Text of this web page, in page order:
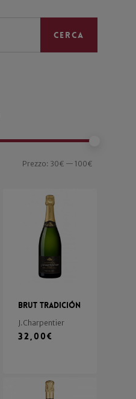
Cerca
Prezzo: 30€ — 100€
Brut Tradición
J.Charpentier
32,00€